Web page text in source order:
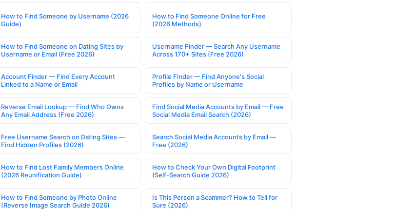
How to Find Someone by Username (2026
Guide)
How to Find Someone Online for Free
(2026 Methods)
How to Find Someone on Dating Sites by
Username or Email (Free 2026)
Username Finder — Search Any Username
Across 170+ Sites (Free 2026)
Account Finder — Find Every Account
Linked to a Name or Email
Profile Finder — Find Anyone's Social
Profiles by Name or Username
Reverse Email Lookup — Find Who Owns
Any Email Address (Free 2026)
Find Social Media Accounts by Email — Free
Social Media Email Search (2026)
Free Username Search on Dating Sites —
Find Hidden Profiles (2026)
Search Social Media Accounts by Email —
Free (2026)
How to Find Lost Family Members Online
(2026 Reunification Guide)
How to Check Your Own Digital Footprint
(Self-Search Guide 2026)
How to Find Someone by Photo Online
(Reverse Image Search Guide 2026)
Is This Person a Scammer? How to Tell for
Sure (2026)